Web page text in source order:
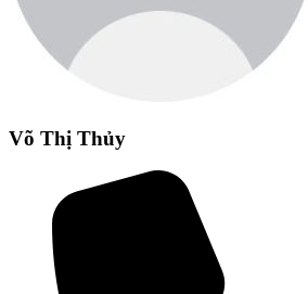
Võ Thị Thủy